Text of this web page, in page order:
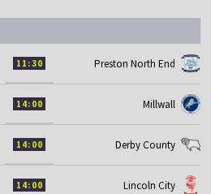
11:30 Preston North End
14:00 Millwall
14:00 Derby County
14:00 Lincoln City